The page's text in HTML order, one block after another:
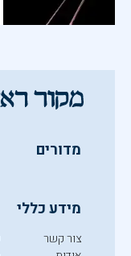
מדורים
מידע כללי
צור קשר